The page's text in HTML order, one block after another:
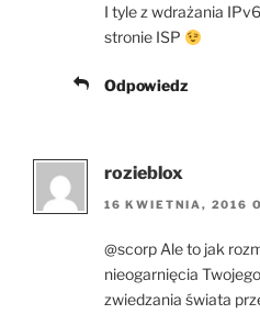
I tyle z wdrażania
stronie ISP
Odpowiedz
rozieblox
16 KWIETNIA, 2016
@scorp Ale to jak
nieogarnięcia
zwiedzania świata